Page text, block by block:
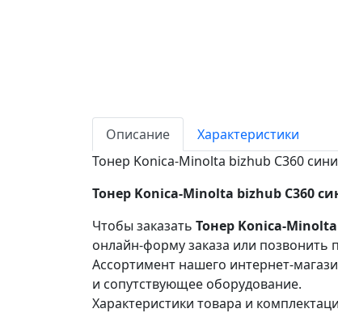
Описание
Характеристики
Тонер Konica-Minolta bizhub C360
Тонер Konica-Minolta bizhub C360
Чтобы заказать Тонер Konica-Minolta
онлайн-форму заказа или позвонить
Ассортимент нашего интернет-
и сопутствующее оборудование.
Характеристики товара и